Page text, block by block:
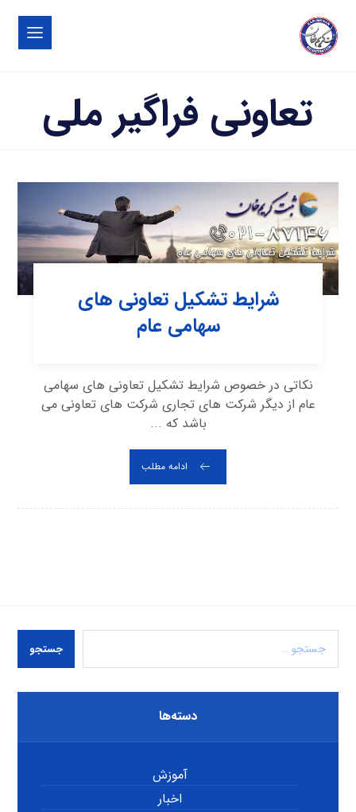
تعاونی فراگیر ملی
شرایط تشکیل تعاونی های
سهامی عام
نکاتی در خصوص شرایط تشکیل تعاونی های سهامی
عام از دیگر شرکت های تجاری شرکت های تعاونی می
باشد که ...
ادامه مطلب
جستجو
دسته‌ها
آموزش
اخبار